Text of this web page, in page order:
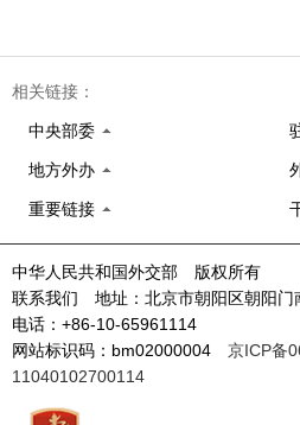
相关链接：
中央部委
地方外办
重要链接
中华人民共和国外交部 版权所有
联系我们 地址：北京市朝阳区朝阳
电话：+86-10-65961114
网站标识码：bm02000004 京ICP备
11040102700114